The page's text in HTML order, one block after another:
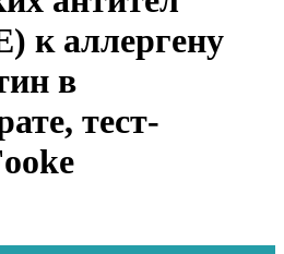
к аллергену
в
тест-